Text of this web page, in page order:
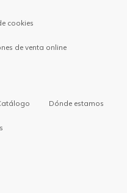
cookies
de venta online
Dónde estamos